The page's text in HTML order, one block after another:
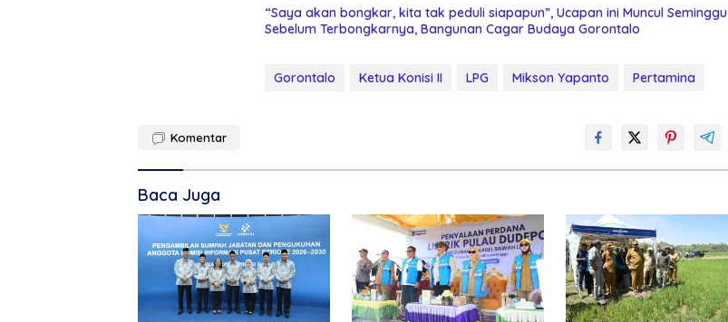
“Saya akan bongkar, kita tak peduli siapapun”, Ucapan ini Muncul Seminggu
Sebelum Terbongkarnya, Bangunan Cagar Budaya Gorontalo
Gorontalo Ketua Konisi II LPG Mikson Yapanto Pertamina
Komentar
Baca Juga